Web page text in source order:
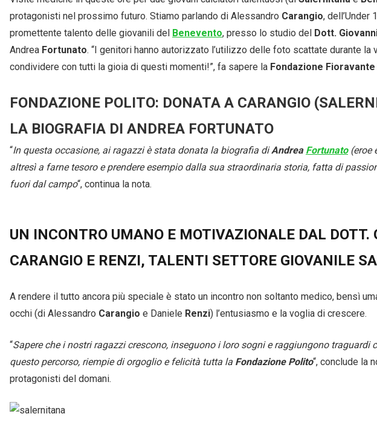
protagonisti nel prossimo futuro. Stiamo parlando di Alessandro Carangio, dell’Under
promettente talento delle giovanili del Benevento, presso lo studio del Dott.
Andrea Fortunato. “I genitori hanno autorizzato l’utilizzo delle foto scattate durante
condividere con tutti la gioia di questi momenti!”, fa sapere la Fondazione
FONDAZIONE POLITO: DONATA A CARANGIO
LA BIOGRAFIA DI ANDREA FORTUNATO
“In questa occasione, ai ragazzi è stata donata la biografia diAndrea Fortunato(eroe
altresì a farne tesoro e prendere esempio dalla sua straordinaria storia, fatta di
fuori dal campo“, continua la nota.
UN INCONTRO UMANO E MOTIVAZIONALE DAL DOTT.
CARANGIO E RENZI, TALENTI SETTORE GIOVANILE
A rendere il tutto ancora più speciale è stato un incontro non soltanto medico, bensì
occhi (di Alessandro Carangio e Daniele Renzi) l’entusiasmo e la voglia di crescere.
“Sapere che i nostri ragazzi crescono, inseguono i loro sogni e raggiungono traguardi
questo percorso, riempie di orgoglio e felicità tutta la Fondazione Polito“, conclude la
protagonisti del domani.